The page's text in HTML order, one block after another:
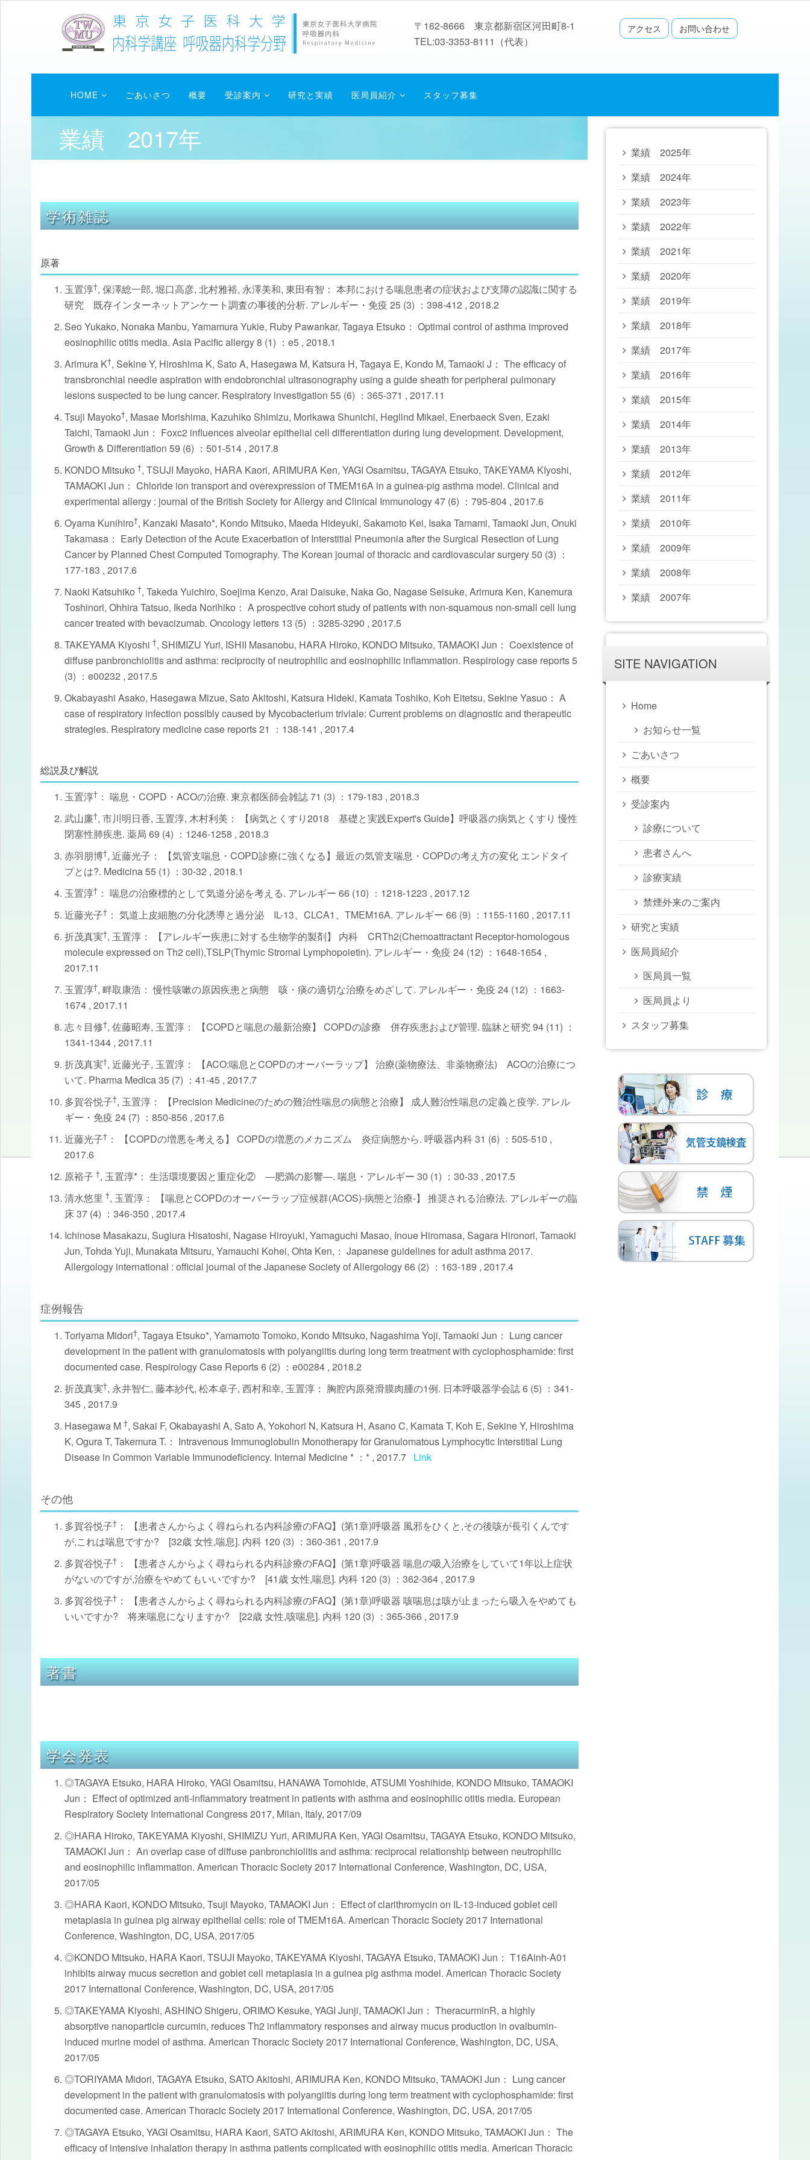
〒162-8666 東京都新宿区河田町8-1
TEL:03-3353-8111（代表）
アクセス お問い合わせ
HOME ごあいさつ 概要 受診案内 研究と実績 医局員紹介 スタッフ募集
業績 2017年
学術雑誌
原著
玉置淳†, 保澤総一郎, 堀口高彦, 北村雅裕, 永澤美和, 東田有智： 本邦における喘息患者の症状および支障の認識に関する
研究 既存インターネットアンケート調査の事後的分析. アレルギー・免疫 25 (3) ：398-412 , 2018.2
Seo Yukako, Nonaka Manbu, Yamamura Yukie, Ruby Pawankar, Tagaya Etsuko： Optimal control of asthma improved
eosinophilic otitis media. Asia Pacific allergy 8 (1) ：e5 , 2018.1
Arimura K†, Sekine Y, Hiroshima K, Sato A, Hasegawa M, Katsura H, Tagaya E, Kondo M, Tamaoki J： The efficacy of
transbronchial needle aspiration with endobronchial ultrasonography using a guide sheath for peripheral pulmonary
lesions suspected to be lung cancer. Respiratory investigation 55 (6) ：365-371 , 2017.11
Tsuji Mayoko†, Masae Morishima, Kazuhiko Shimizu, Morikawa Shunichi, Heglind Mikael, Enerbaeck Sven, Ezaki
Taichi, Tamaoki Jun： Foxc2 influences alveolar epithelial cell differentiation during lung development. Development,
Growth & Differentiation 59 (6) ：501-514 , 2017.8
KONDO Mitsuko †, TSUJI Mayoko, HARA Kaori, ARIMURA Ken, YAGI Osamitsu, TAGAYA Etsuko, TAKEYAMA KIyoshi,
TAMAOKI Jun： Chloride ion transport and overexpression of TMEM16A in a guinea-pig asthma model. Clinical and
experimental allergy : journal of the British Society for Allergy and Clinical Immunology 47 (6) ：795-804 , 2017.6
Oyama Kunihiro†, Kanzaki Masato*, Kondo Mitsuko, Maeda Hideyuki, Sakamoto Kei, Isaka Tamami, Tamaoki Jun, Onuki
Takamasa： Early Detection of the Acute Exacerbation of Interstitial Pneumonia after the Surgical Resection of Lung
Cancer by Planned Chest Computed Tomography. The Korean journal of thoracic and cardiovascular surgery 50 (3) ：
177-183 , 2017.6
Naoki Katsuhiko †, Takeda Yuichiro, Soejima Kenzo, Arai Daisuke, Naka Go, Nagase Seisuke, Arimura Ken, Kanemura
Toshinori, Ohhira Tatsuo, Ikeda Norihiko： A prospective cohort study of patients with non-squamous non-small cell lung
cancer treated with bevacizumab. Oncology letters 13 (5) ：3285-3290 , 2017.5
TAKEYAMA Kiyoshi †, SHIMIZU Yuri, ISHII Masanobu, HARA Hiroko, KONDO Mitsuko, TAMAOKI Jun： Coexistence of
diffuse panbronchiolitis and asthma: reciprocity of neutrophilic and eosinophilic inflammation. Respirology case reports 5
(3) ：e00232 , 2017.5
Okabayashi Asako, Hasegawa Mizue, Sato Akitoshi, Katsura Hideki, Kamata Toshiko, Koh Eitetsu, Sekine Yasuo： A
case of respiratory infection possibly caused by Mycobacterium triviale: Current problems on diagnostic and therapeutic
strategies. Respiratory medicine case reports 21 ：138-141 , 2017.4
総説及び解説
玉置淳† ： 喘息・COPD・ACOの治療. 東京都医師会雑誌 71 (3) ：179-183 , 2018.3
武山廉†, 市川明日香, 玉置淳, 木村利美： 【病気とくすり2018 基礎と実践Expert's Guide】呼吸器の病気とくすり 慢性
閉塞性肺疾患. 薬局 69 (4) ：1246-1258 , 2018.3
赤羽朋博†, 近藤光子： 【気管支喘息・COPD診療に強くなる】最近の気管支喘息・COPDの考え方の変化 エンドタイ
プとは?. Medicina 55 (1) ：30-32 , 2018.1
玉置淳† ： 喘息の治療標的として気道分泌を考える. アレルギー 66 (10) ：1218-1223 , 2017.12
近藤光子† ： 気道上皮細胞の分化誘導と過分泌 IL-13、CLCA1、TMEM16A. アレルギー 66 (9) ：1155-1160 , 2017.11
折茂真実†, 玉置淳： 【アレルギー疾患に対する生物学的製剤】 内科 CRTh2(Chemoattractant Receptor-homologous
molecule expressed on Th2 cell),TSLP(Thymic Stromal Lymphopoietin). アレルギー・免疫 24 (12) ：1648-1654 ,
2017.11
玉置淳†, 畔取康浩： 慢性咳嗽の原因疾患と病態 咳・痰の適切な治療をめざして. アレルギー・免疫 24 (12) ：1663-
1674 , 2017.11
志々目修†, 佐藤昭寿, 玉置淳： 【COPDと喘息の最新治療】 COPDの診療 併存疾患および管理. 臨牀と研究 94 (11) ：
1341-1344 , 2017.11
折茂真実†, 近藤光子, 玉置淳： 【ACO:喘息とCOPDのオーバーラップ】 治療(薬物療法、非薬物療法) ACOの治療につ
いて. Pharma Medica 35 (7) ：41-45 , 2017.7
多賀谷悦子†, 玉置淳： 【Precision Medicineのための難治性喘息の病態と治療】 成人難治性喘息の定義と疫学. アレル
ギー・免疫 24 (7) ：850-856 , 2017.6
近藤光子† ： 【COPDの増悪を考える】 COPDの増悪のメカニズム 炎症病態から. 呼吸器内科 31 (6) ：505-510 ,
2017.6
原裕子 †, 玉置淳*： 生活環境要因と重症化② ―肥満の影響―. 喘息・アレルギー 30 (1) ：30-33 , 2017.5
清水悠里 †, 玉置淳： 【喘息とCOPDのオーバーラップ症候群(ACOS)-病態と治療-】 推奨される治療法. アレルギーの臨
床 37 (4) ：346-350 , 2017.4
Ichinose Masakazu, Sugiura Hisatoshi, Nagase Hiroyuki, Yamaguchi Masao, Inoue Hiromasa, Sagara Hironori, Tamaoki
Jun, Tohda Yuji, Munakata Mitsuru, Yamauchi Kohei, Ohta Ken,： Japanese guidelines for adult asthma 2017.
Allergology international : official journal of the Japanese Society of Allergology 66 (2) ：163-189 , 2017.4
症例報告
Toriyama Midori†, Tagaya Etsuko*, Yamamoto Tomoko, Kondo Mitsuko, Nagashima Yoji, Tamaoki Jun： Lung cancer
development in the patient with granulomatosis with polyangiitis during long term treatment with cyclophosphamide: first
documented case. Respirology Case Reports 6 (2) ：e00284 , 2018.2
折茂真実†, 永井智仁, 藤本紗代, 松本卓子, 西村和幸, 玉置淳： 胸腔内原発滑膜肉腫の1例. 日本呼吸器学会誌 6 (5) ：341-
345 , 2017.9
Hasegawa M †, Sakai F, Okabayashi A, Sato A, Yokohori N, Katsura H, Asano C, Kamata T, Koh E, Sekine Y, Hiroshima
K, Ogura T, Takemura T.： Intravenous Immunoglobulin Monotherapy for Granulomatous Lymphocytic Interstitial Lung
Disease in Common Variable Immunodeficiency. Internal Medicine * ：* , 2017.7 Link
その他
多賀谷悦子† ： 【患者さんからよく尋ねられる内科診療のFAQ】(第1章)呼吸器 風邪をひくと,その後咳が長引くんです
が,これは喘息ですか? [32歳 女性,喘息]. 内科 120 (3) ：360-361 , 2017.9
多賀谷悦子† ： 【患者さんからよく尋ねられる内科診療のFAQ】(第1章)呼吸器 喘息の吸入治療をしていて1年以上症状
がないのですが,治療をやめてもいいですか? [41歳 女性,喘息]. 内科 120 (3) ：362-364 , 2017.9
多賀谷悦子† ： 【患者さんからよく尋ねられる内科診療のFAQ】(第1章)呼吸器 咳喘息は咳が止まったら吸入をやめても
いいですか? 将来喘息になりますか? [22歳 女性,咳喘息]. 内科 120 (3) ：365-366 , 2017.9
著書
学会発表
◎TAGAYA Etsuko, HARA Hiroko, YAGI Osamitsu, HANAWA Tomohide, ATSUMI Yoshihide, KONDO Mitsuko, TAMAOKI
Jun： Effect of optimized anti-inflammatory treatment in patients with asthma and eosinophilic otitis media. European
Respiratory Society International Congress 2017, Milan, Italy, 2017/09
◎HARA Hiroko, TAKEYAMA Kiyoshi, SHIMIZU Yuri, ARIMURA Ken, YAGI Osamitsu, TAGAYA Etsuko, KONDO Mitsuko,
TAMAOKI Jun： An overlap case of diffuse panbronchiolitis and asthma: reciprocal relationship between neutrophilic
and eosinophilic inflammation. American Thoracic Society 2017 International Conference, Washington, DC, USA,
2017/05
◎HARA Kaori, KONDO Mitsuko, Tsuji Mayoko, TAMAOKI Jun： Effect of clarithromycin on IL-13-induced goblet cell
metaplasia in guinea pig airway epithelial cells: role of TMEM16A. American Thoracic Society 2017 International
Conference, Washington, DC, USA, 2017/05
◎KONDO Mitsuko, HARA Kaori, TSUJI Mayoko, TAKEYAMA Kiyoshi, TAGAYA Etsuko, TAMAOKI Jun： T16Ainh-A01
inhibits airway mucus secretion and goblet cell metaplasia in a guinea pig asthma model. American Thoracic Society
2017 International Conference, Washington, DC, USA, 2017/05
◎TAKEYAMA Kiyoshi, ASHINO Shigeru, ORIMO Kesuke, YAGI Junji, TAMAOKI Jun： TheracurminR, a highly
absorptive nanoparticle curcumin, reduces Th2 inflammatory responses and airway mucus production in ovalbumin-
induced murine model of asthma. American Thoracic Society 2017 International Conference, Washington, DC, USA,
2017/05
◎TORIYAMA Midori, TAGAYA Etsuko, SATO Akitoshi, ARIMURA Ken, KONDO Mitsuko, TAMAOKI Jun： Lung cancer
development in the patient with granulomatosis with polyangiitis during long term treatment with cyclophosphamide: first
documented case. American Thoracic Society 2017 International Conference, Washington, DC, USA, 2017/05
◎TAGAYA Etsuko, YAGI Osamitsu, HARA Kaori, SATO Akitoshi, ARIMURA Ken, KONDO Mitsuko, TAMAOKI Jun： The
efficacy of intensive inhalation therapy in asthma patients complicated with eosinophilic otitis media. American Thoracic
業績 2025年
業績 2024年
業績 2023年
業績 2022年
業績 2021年
業績 2020年
業績 2019年
業績 2018年
業績 2017年
業績 2016年
業績 2015年
業績 2014年
業績 2013年
業績 2012年
業績 2011年
業績 2010年
業績 2009年
業績 2008年
業績 2007年
SITE NAVIGATION
Home
お知らせ一覧
ごあいさつ
概要
受診案内
診療について
患者さんへ
診療実績
禁煙外来のご案内
研究と実績
医局員紹介
医局員一覧
医局員より
スタッフ募集